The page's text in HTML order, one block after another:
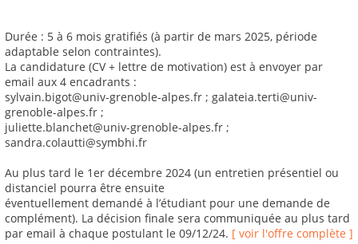
Durée : 5 à 6 mois gratifiés (à partir de mars 2025, période
adaptable selon contraintes).
La candidature (CV + lettre de motivation) est à envoyer par
email aux 4 encadrants :
sylvain.bigot@univ-grenoble-alpes.fr ; galateia.terti@univ-
grenoble-alpes.fr ;
juliette.blanchet@univ-grenoble-alpes.fr ;
sandra.colautti@symbhi.fr
Au plus tard le 1er décembre 2024 (un entretien présentiel ou
distanciel pourra être ensuite
éventuellement demandé à l’étudiant pour une demande de
complément). La décision finale sera communiquée au plus tard
par email à chaque postulant le 09/12/24. [ voir l'offre complète ]